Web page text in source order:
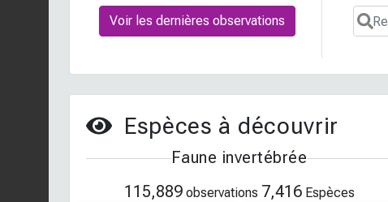
Voir les dernières observations
Espèces à découvrir
Faune invertébrée
115,889observations 7,416Espèces